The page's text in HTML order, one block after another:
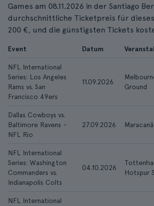
Games am 08.11.2026 in der Santiago
durchschnittliche Ticketpreis für
200 €, und die günstigsten Tickets
Event Datum
NFL International
Series: Los Angeles
Rams vs. San
Francisco 49ers
11.09.2026
Ground
Dallas Cowboys vs.
Baltimore Ravens -
NFL Rio
27.09.2026 Maracanã
NFL International
Series: Washington
Commanders vs.
Indianapolis Colts
04.10.2026
Hotspur
NFL International